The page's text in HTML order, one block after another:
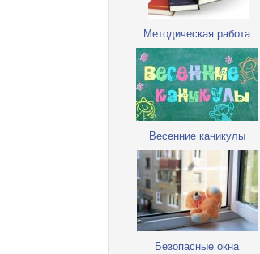
Методическая работа
Весенние каникулы
Безопасные окна